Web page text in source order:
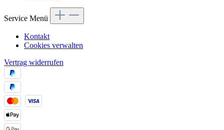
Service Menü
Kontakt
Cookies verwalten
Vertrag widerrufen